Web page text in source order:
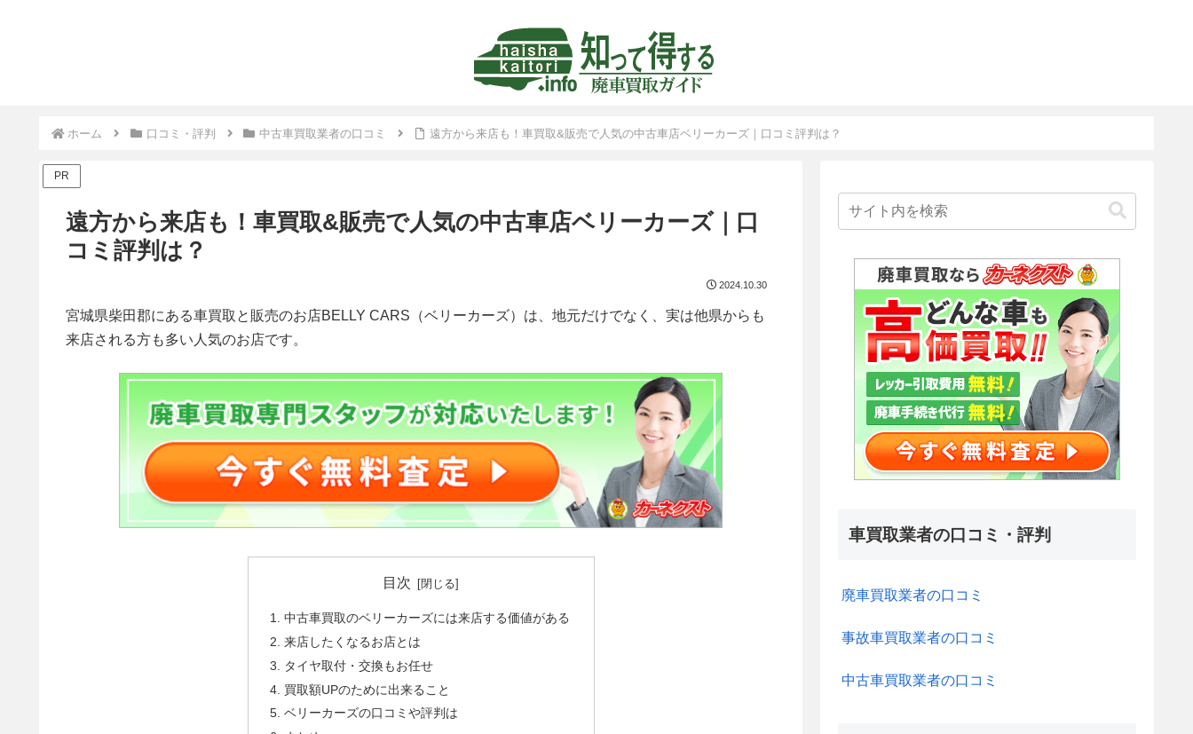
ホーム 口コミ・評判 中古車買取業者の口コミ 遠方から来店も！車買取&販売で人気の中古車店ベリーカーズ｜口コミ評判は？
PR
遠方から来店も！車買取&販売で人気の中古車店ベリーカーズ｜口
コミ評判は？
2024.10.30
宮城県柴田郡にある車買取と販売のお店BELLY CARS（ベリーカーズ）は、地元だけでなく、実は他県からも
来店される方も多い人気のお店です。
目次
中古車買取のベリーカーズには来店する価値がある
来店したくなるお店とは
タイヤ取付・交換もお任せ
買取額UPのために出来ること
ベリーカーズの口コミや評判は
車買取業者の口コミ・評判
廃車買取業者の口コミ
事故車買取業者の口コミ
中古車買取業者の口コミ